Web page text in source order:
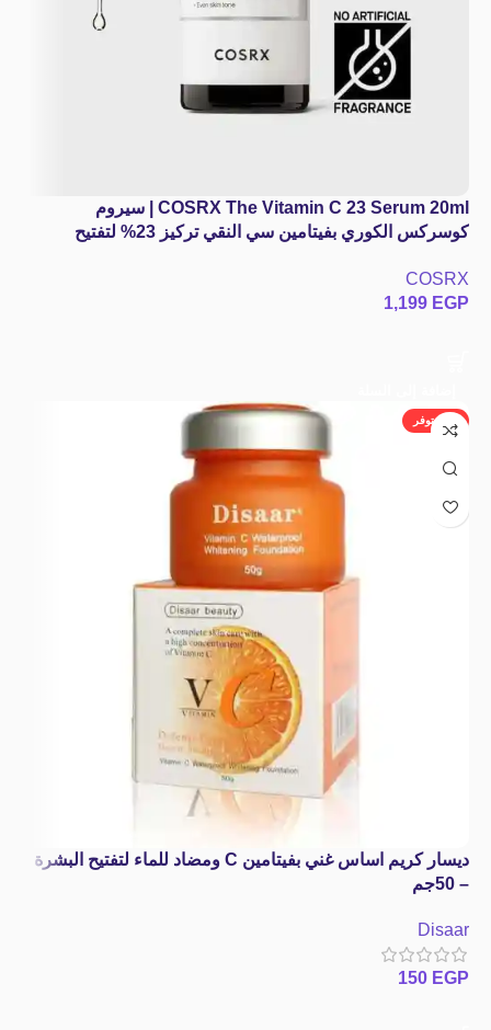
COSRX The Vitamin C 23 Serum 20ml | سيروم
كوسركس الكوري بفيتامين سي النقي تركيز 23% لتفتيح
COSRX
1,199 EGP
غير متوفر
ديسار كريم اساس غني بفيتامين C ومضاد للماء لتفتيح البشرة
– 50جم
Disaar
150 EGP